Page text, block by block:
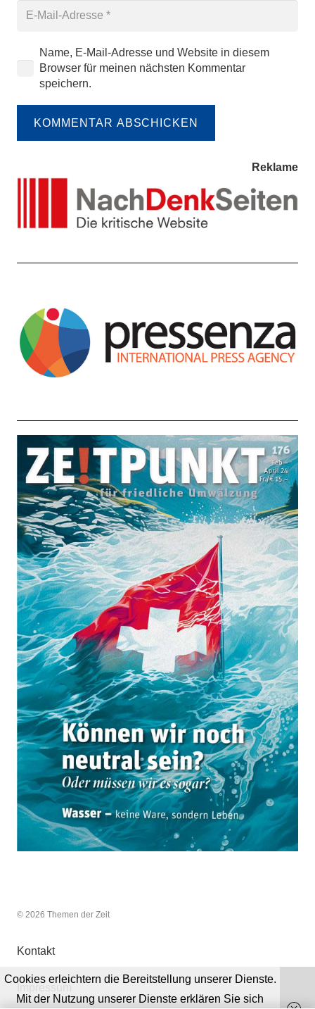
Name, E-Mail-Adresse und Website in diesem
Browser für meinen nächsten Kommentar
speichern.
KOMMENTAR ABSCHICKEN
Reklame
© 2026 Themen der Zeit
Kontakt
Cookies erleichtern die Bereitstellung unserer Dienste.
Mit der Nutzung unserer Dienste erklären Sie sich